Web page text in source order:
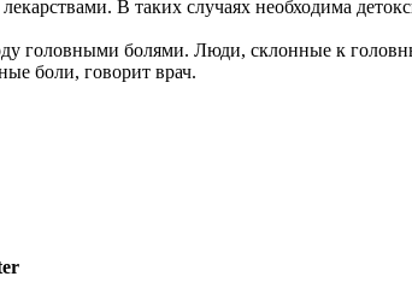
В таких случаях необходима
головными болями. Люди, склонные к
боли, говорит врач.